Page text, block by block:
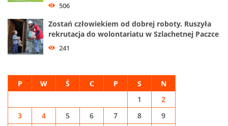
506
Zostań człowiekiem od dobrej roboty. Ruszyła
rekrutacja do wolontariatu w Szlachetnej Paczce
241
P W Ś C P S N
1
2
3
4 5 6 7 8
9